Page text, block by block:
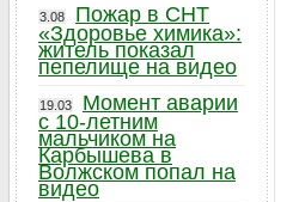
3.08
Пожар в СНТ
«Здоровье химика»:
житель показал
пепелище на видео
19.03
Момент аварии
с 10-летним
мальчиком на
Карбышева в
Волжском попал на
видео